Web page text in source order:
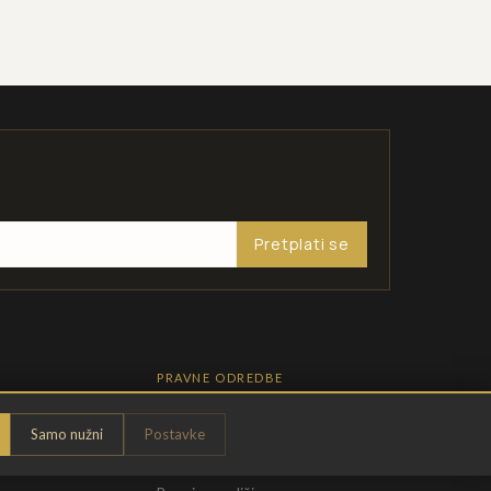
Samo nužni Postavke
Pretplati se
PRAVNE ODREDBE
Pravila privatnosti
Opći uvjeti